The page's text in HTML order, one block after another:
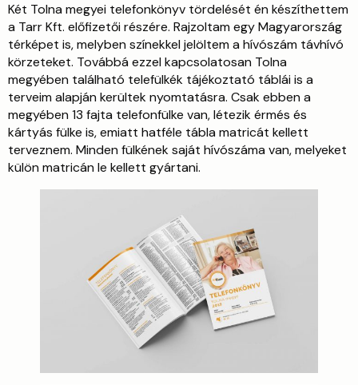
Két Tolna megyei telefonkönyv tördelését én készíthettem
a Tarr Kft. előfizetői részére. Rajzoltam egy Magyarország
térképet is, melyben színekkel jelöltem a hívószám távhívó
körzeteket. Továbbá ezzel kapcsolatosan Tolna
megyében található telefülkék tájékoztató táblái is a
terveim alapján kerültek nyomtatásra. Csak ebben a
megyében 13 fajta telefonfülke van, létezik érmés és
kártyás fülke is, emiatt hatféle tábla matricát kellett
terveznem. Minden fülkének saját hívószáma van, melyeket
külön matricán le kellett gyártani.